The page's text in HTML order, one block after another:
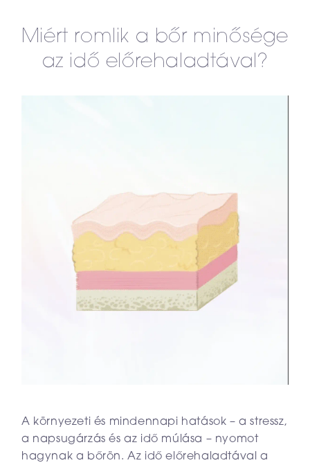
Miért romlik a bőr minősége
az idő előrehaladtával?
A környezeti és mindennapi hatások – a stressz,
a napsugárzás és az idő múlása – nyomot
hagynak a bőrön. Az idő előrehaladtával a